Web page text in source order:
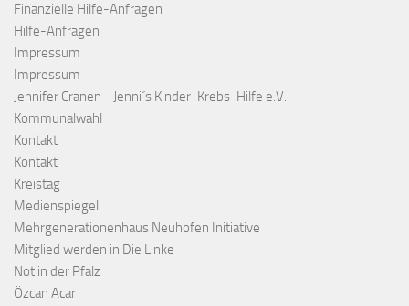
Finanzielle Hilfe-Anfragen
Hilfe-Anfragen
Impressum
Impressum
Jennifer Cranen - Jenni´s Kinder-Krebs-Hilfe e.V.
Kommunalwahl
Kontakt
Kontakt
Kreistag
Medienspiegel
Mehrgenerationenhaus Neuhofen Initiative
Mitglied werden in Die Linke
Not in der Pfalz
Özcan Acar